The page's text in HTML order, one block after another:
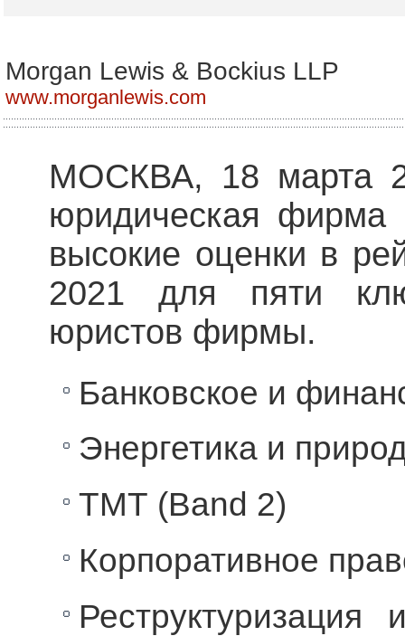
Morgan Lewis & Bockius LLP
www.morganlewis.com
МОСКВА, 18 марта
юридическая фирма
высокие оценки в
2021 для пяти
юристов фирмы.
Банковское и
Энергетика и
ТМТ (Band 2)
Корпоративное
Реструктуризация